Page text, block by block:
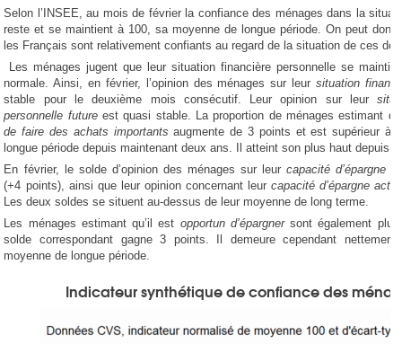
Selon l’INSEE, au mois de février la confiance des ménages dans la
reste et se maintient à 100, sa moyenne de longue période. On peut donc
les Français sont relativement confiants au regard de la situation de ces
Les ménages jugent que leur situation financière personnelle se
normale. Ainsi, en février, l’opinion des ménages sur leur situation
stable pour le deuxième mois consécutif. Leur opinion sur leur
personnelle futureest quasi stable. La proportion de ménages estimant
de faire des achats importantsaugmente de 3 points et est supérieur à
longue période depuis maintenant deux ans. Il atteint son plus haut depuis
En février, le solde d’opinion des ménages sur leurcapacité d’épargne
(+4 points), ainsi que leur opinion concernant leurcapacité d’épargne
Les deux soldes se situent au-dessus de leur moyenne de long terme.
Les ménages estimant qu’il est opportun d’épargnersont également
solde correspondant gagne 3 points. Il demeure cependant
moyenne de longue période.
Indicateur synthétique de confiance des